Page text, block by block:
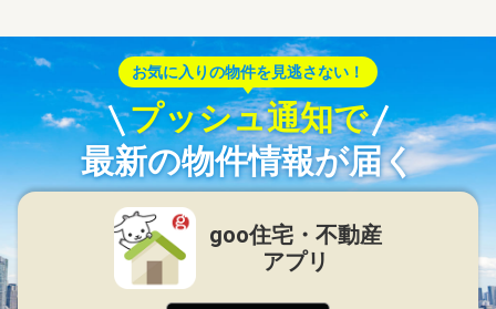
お気に入りの物件を見逃さない！
プッシュ通知で
最新の物件情報が届く
goo住宅・不動産
アプリ